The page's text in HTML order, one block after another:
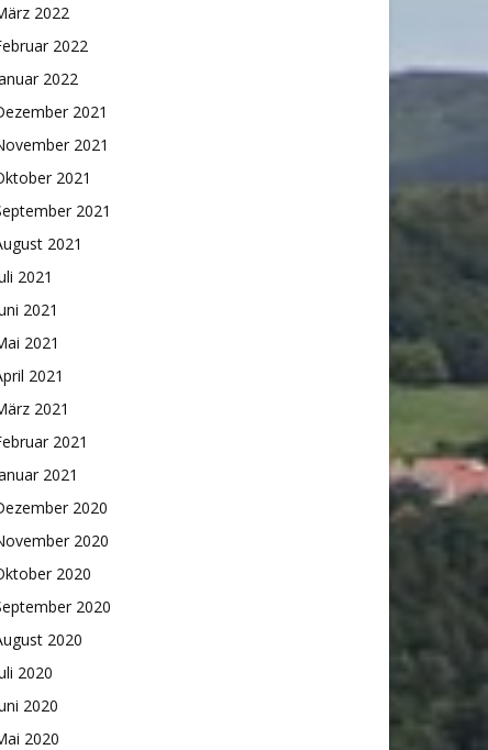
2022
2022
2022
2021
2021
2021
2021
2021
2021
2021
2021
2021
2021
2021
2021
2020
2020
2020
2020
2020
2020
2020
2020